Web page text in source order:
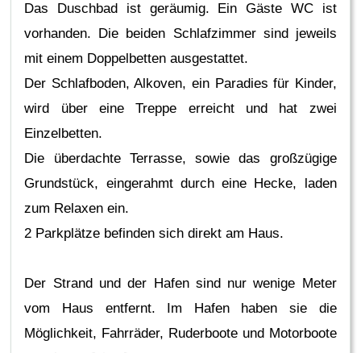
Das Duschbad ist geräumig. Ein Gäste WC ist
vorhanden. Die beiden Schlafzimmer sind jeweils
mit einem Doppelbetten ausgestattet.
Der Schlafboden, Alkoven, ein Paradies für Kinder,
wird über eine Treppe erreicht und hat zwei
Einzelbetten.
Die überdachte Terrasse, sowie das großzügige
Grundstück, eingerahmt durch eine Hecke, laden
zum Relaxen ein.
2 Parkplätze befinden sich direkt am Haus.
Der Strand und der Hafen sind nur wenige Meter
vom Haus entfernt. Im Hafen haben sie die
Möglichkeit, Fahrräder, Ruderboote und Motorboote